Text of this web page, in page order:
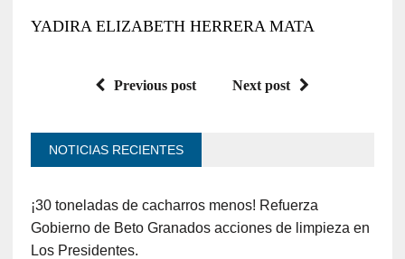
YADIRA ELIZABETH HERRERA MATA
Previous post Next post
NOTICIAS RECIENTES
¡30 toneladas de cacharros menos! Refuerza
Gobierno de Beto Granados acciones de limpieza en
Los Presidentes.